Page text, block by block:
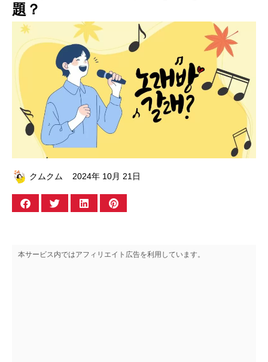
題？
クムクム 2024年 10月 21日
本サービス内ではアフィリエイト広告を利用しています。